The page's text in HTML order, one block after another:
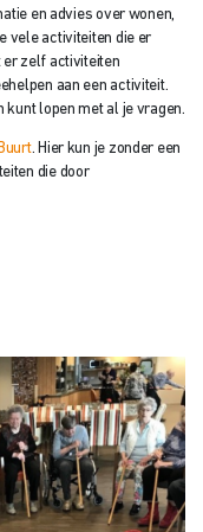
en advies over wonen,
vele activiteiten die er
er zelf activiteiten
aan een activiteit.
kunt lopen met al je vragen.
. Hier kun je zonder een
die door